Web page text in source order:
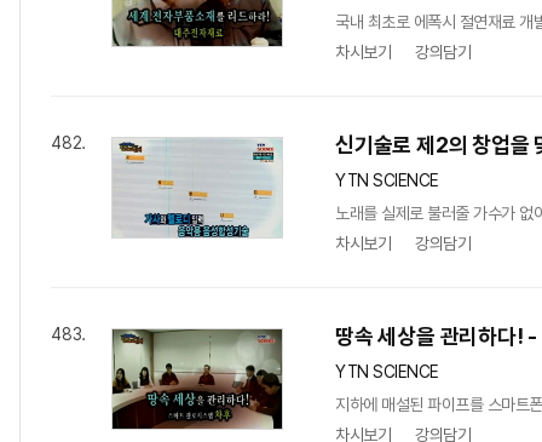
국내 최초로 에폭시 절연재료 개
차시보기
강의담기
482. 신기술로 제2의 창업을
YTN SCIENCE
노래를 실제로 불러줄 가수가
차시보기
강의담기
483. 땅속 세상을 관리하다!
YTN SCIENCE
지하에 매설된 파이프를 스마트
차시보기
강의담기